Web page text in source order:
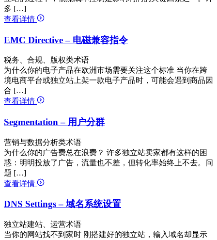
多 […]
查看详情
EMC Directive – 电磁兼容指令
税务、合规、版权类术语
为什么你的电子产品在欧洲市场需要关注这个标准 当你在跨
境电商平台或独立站上架一款电子产品时，可能会遇到商品因
合 […]
查看详情
Segmentation – 用户分群
营销与数据分析类术语
为什么你的广告费总在浪费？ 许多独立站卖家都有这样的困
惑：明明投放了广告，流量也不差，但转化率始终上不去。问
题 […]
查看详情
DNS Settings – 域名系统设置
独立站建站、运营术语
当你的网站找不到家时 刚搭建好的独立站，输入域名却显示